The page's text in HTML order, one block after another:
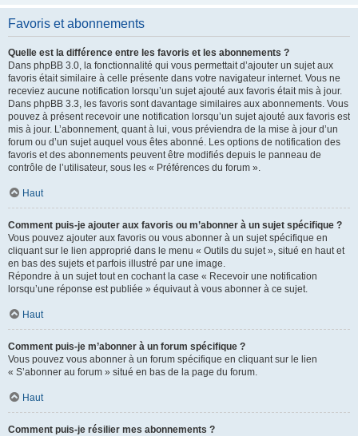
Favoris et abonnements
Quelle est la différence entre les favoris et les abonnements ?
Dans phpBB 3.0, la fonctionnalité qui vous permettait d’ajouter un sujet aux
favoris était similaire à celle présente dans votre navigateur internet. Vous ne
receviez aucune notification lorsqu’un sujet ajouté aux favoris était mis à jour.
Dans phpBB 3.3, les favoris sont davantage similaires aux abonnements. Vous
pouvez à présent recevoir une notification lorsqu’un sujet ajouté aux favoris est
mis à jour. L’abonnement, quant à lui, vous préviendra de la mise à jour d’un
forum ou d’un sujet auquel vous êtes abonné. Les options de notification des
favoris et des abonnements peuvent être modifiés depuis le panneau de
contrôle de l’utilisateur, sous les « Préférences du forum ».
Haut
Comment puis-je ajouter aux favoris ou m’abonner à un sujet spécifique ?
Vous pouvez ajouter aux favoris ou vous abonner à un sujet spécifique en
cliquant sur le lien approprié dans le menu « Outils du sujet », situé en haut et
en bas des sujets et parfois illustré par une image.
Répondre à un sujet tout en cochant la case « Recevoir une notification
lorsqu’une réponse est publiée » équivaut à vous abonner à ce sujet.
Haut
Comment puis-je m’abonner à un forum spécifique ?
Vous pouvez vous abonner à un forum spécifique en cliquant sur le lien
« S’abonner au forum » situé en bas de la page du forum.
Haut
Comment puis-je résilier mes abonnements ?